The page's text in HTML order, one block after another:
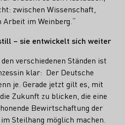
zwischen Wissenschaft,
im Weinberg.“
– sie entwickelt sich weiter
verschiedenen Ständen ist
klar: Der Deutsche
je. Gerade jetzt gilt es, mit
Zukunft zu blicken, die eine
Bewirtschaftung der
Steilhang möglich machen.